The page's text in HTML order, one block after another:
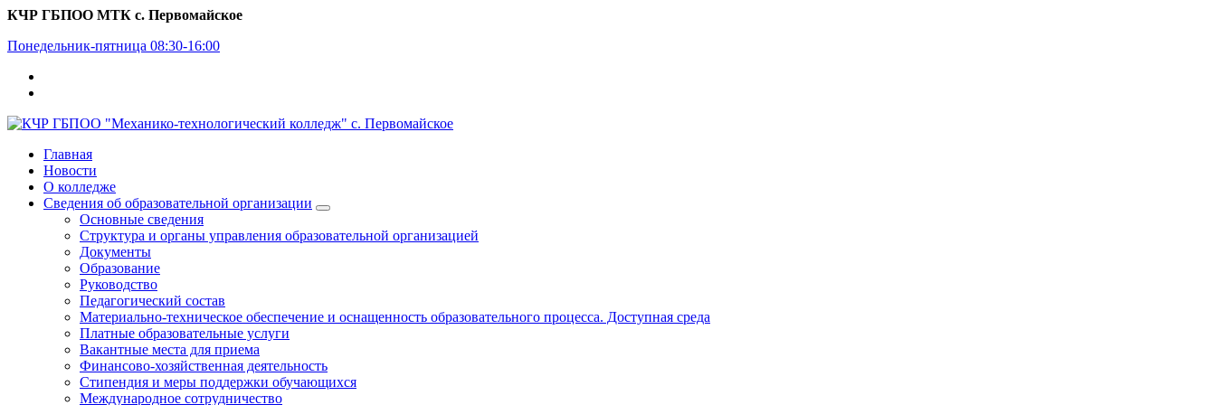
Перейти
содержимому
КЧР ГБПОО МТК с. Первомайское
Понедельник-пятница 08:30-16:00
Главная
Новости
О колледже
Сведения об образовательной организации
Основные сведения
Структура и органы управления образовательной организацией
Документы
Образование
Руководство
Педагогический состав
Материально-техническое обеспечение и оснащенность образовательного процесса. Доступная среда
Платные образовательные услуги
Вакантные места для приема
Финансово-хозяйственная деятельность
Стипендия и меры поддержки обучающихся
Международное сотрудничество